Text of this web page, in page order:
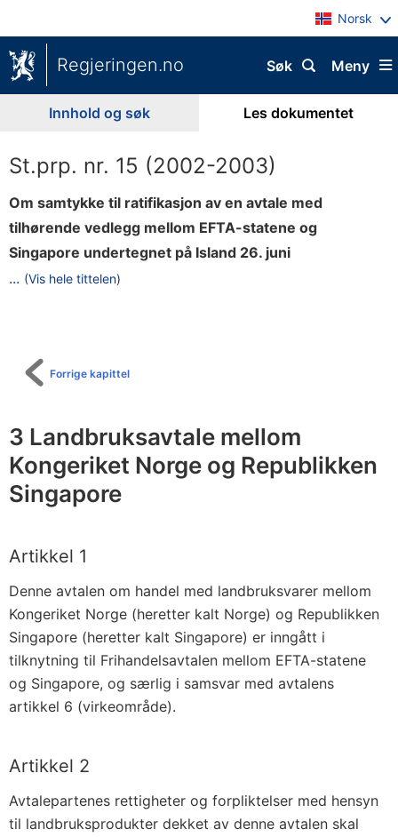
Norsk
Regjeringen.no Meny
Søk
Innhold og søk Les dokumentet
St.prp. nr. 15 (2002-2003)
Om samtykke til ratifikasjon av en avtale med
tilhørende vedlegg mellom EFTA-statene og
Singapore undertegnet på Island 26. juni
... (Vis hele tittelen)
(
r
i
h
a
l
s
t
)
Forrige kapittel
3 Landbruksavtale mellom
Kongeriket Norge og Republikken
Singapore
Artikkel 1
Denne avtalen om handel med landbruksvarer mellom
Kongeriket Norge (heretter kalt Norge) og Republikken
Singapore (heretter kalt Singapore) er inngått i
tilknytning til Frihandelsavtalen mellom EFTA-statene
og Singapore, og særlig i samsvar med avtalens
artikkel 6 (virkeområde).
Artikkel 2
Avtalepartenes rettigheter og forpliktelser med hensyn
til landbruksprodukter dekket av denne avtalen skal